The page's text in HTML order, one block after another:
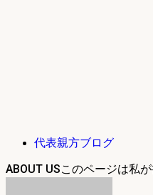
代表親方ブログ
ABOUT US